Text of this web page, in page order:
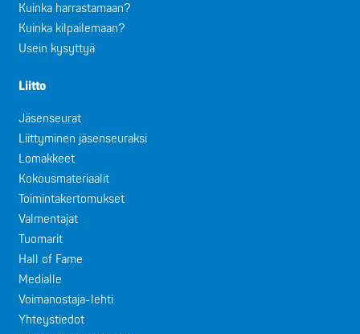
Kuinka harrastamaan?
Kuinka kilpailemaan?
Usein kysyttyä
Liitto
Jäsenseurat
Liittyminen jäsenseuraksi
Lomakkeet
Kokousmateriaalit
Toimintakertomukset
Valmentajat
Tuomarit
Hall of Fame
Medialle
Voimanostaja-lehti
Yhteystiedot